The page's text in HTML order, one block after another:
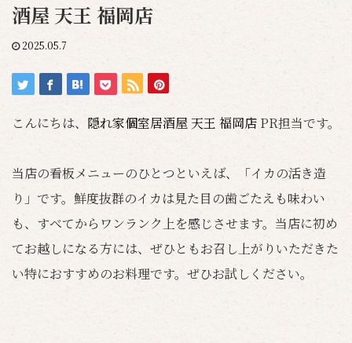
酒屋 天王 福岡店
2025.05.7
こんにちは、 隠れ家個室居酒屋 天王 福岡店 PR担当です。
当店の看板メニューのひとつといえば、「イカの活き造
り」です。鮮度抜群のイカは見た目の歯ごたえも味わい
も、すべてからワンランク上を感じさせます。当店に初め
てお越しになる方には、ぜひともお召し上がりいただきた
い特におすすめのお料理です。ぜひお試しください。